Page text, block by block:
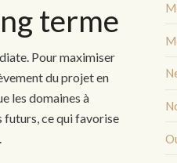
terme
Pour maximiser
du projet en
les domaines à
futurs, ce qui favorise